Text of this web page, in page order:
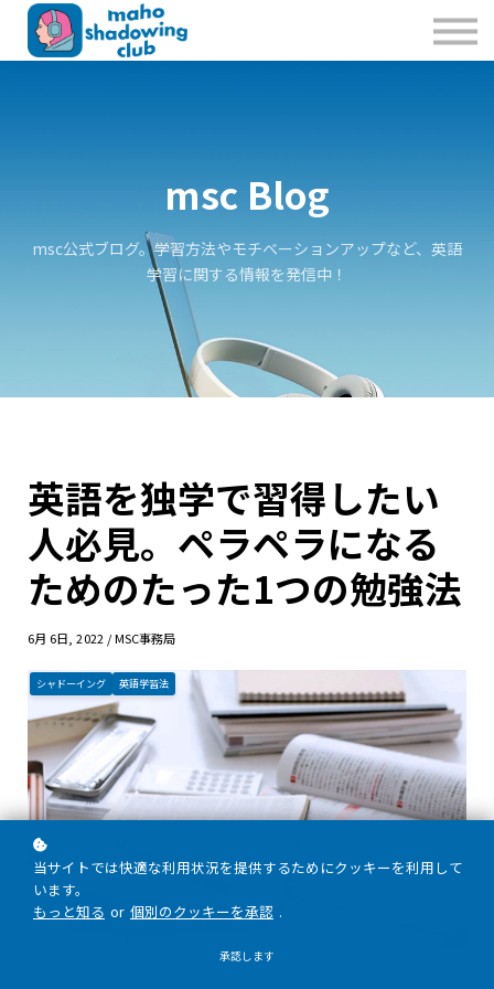
私たちのこと
お問合せ
msc Blog
msc公式ブログ。学習方法やモチベーションアップなど、英語
学習に関する情報を発信中！
英語を独学で習得したい
人必見。ペラペラになる
ためのたった1つの勉強法
6月 6日, 2022 / MSC事務局
シャドーイング 英語学習法
当サイトでは快適な利用状況を提供するためにクッキーを利用して
います。
もっと知る or 個別のクッキーを承認 .
承認します